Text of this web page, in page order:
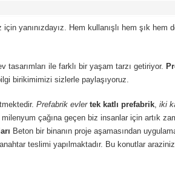
Hem kullanışlı hem şık hem
tasarımları ile farklı bir yaşam tarzı getiriyor.
birikimimizi sizlerle paylaşıyoruz.
Prefabrik evler tek katlı prefabrik, iki
çağına geçen biz insanlar için artık
Beton bir binanın proje aşamasından
teslimi yapılmaktadır. Bu konutlar